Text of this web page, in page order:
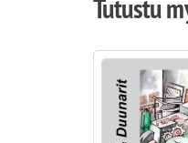
Tutustu